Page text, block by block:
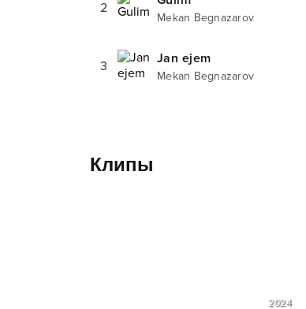
2
Mekan Begnazarov
3 Jan ejem
Mekan Begnazarov
Клипы
2024